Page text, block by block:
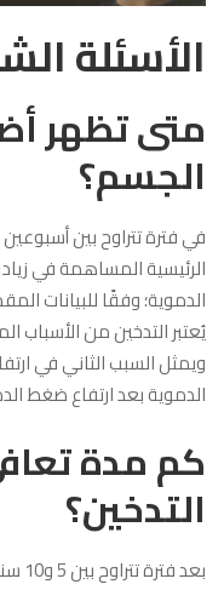
الأسئلة
متى تظهر
الجسم؟
في فترة تتراوح بين أسبوعين
الرئيسية المساهمة في
يُعتبر التدخين من الأسباب
ويمثل السبب الثاني في
الدموية بعد ارتفاع ضغط
كم مدة
التدخين؟